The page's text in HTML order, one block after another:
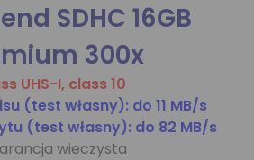
SDHC 16GB
300x
UHS-I, class 10
(test własny): do 11 MB/s
(test własny): do 82 MB/s
wieczysta